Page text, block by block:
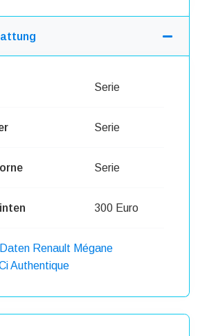
Serie
Serie
Serie
300 Euro
Renault Mégane
Authentique